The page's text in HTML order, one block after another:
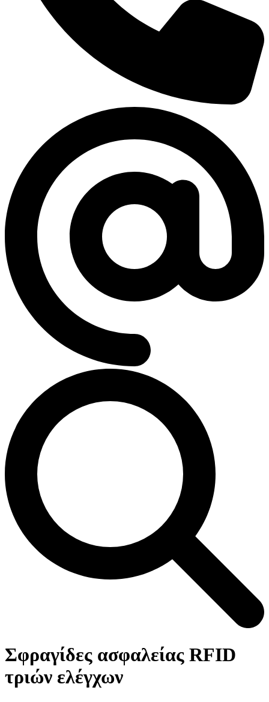
mobile
menu
mobile
menu
Σφραγίδες ασφαλείας RFID
τριών ελέγχων